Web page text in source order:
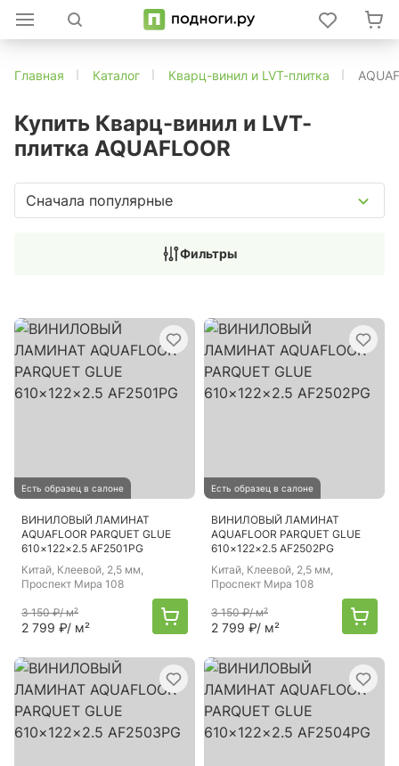
Главная Каталог Кварц-винил и LVT-плитка
Купить Кварц-винил и LVT-
плитка AQUAFLOOR
Сначала популярные
Фильтры
Есть образец в салоне
ВИНИЛОВЫЙ ЛАМИНАТ
AQUAFLOOR PARQUET GLUE
610×122×2.5 AF2501PG
Китай, Клеевой, 2,5 мм,
Проспект Мира 108
3 150 ₽/ м²
2 799 ₽/ м²
Есть образец в салоне
ВИНИЛОВЫЙ ЛАМИНАТ
AQUAFLOOR PARQUET GLUE
610×122×2.5 AF2502PG
Китай, Клеевой, 2,5 мм,
Проспект Мира 108
3 150 ₽/ м²
2 799 ₽/ м²